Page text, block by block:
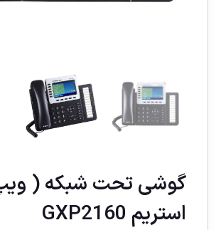
گوشی تحت شبكه (
استریم GXP2160